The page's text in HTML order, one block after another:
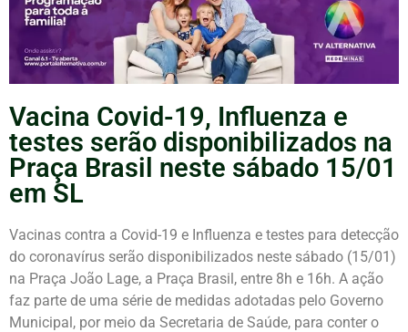
Vacina Covid-19, Influenza e
testes serão disponibilizados na
Praça Brasil neste sábado 15/01
em SL
Vacinas contra a Covid-19 e Influenza e testes para detecção
do coronavírus serão disponibilizados neste sábado (15/01)
na Praça João Lage, a Praça Brasil, entre 8h e 16h. A ação
faz parte de uma série de medidas adotadas pelo Governo
Municipal, por meio da Secretaria de Saúde, para conter o